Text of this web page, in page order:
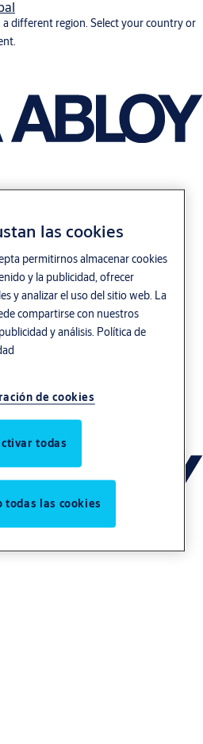
different region. Select your country or
las cookies
permitirnos almacenar cookies
y la publicidad, ofrecer
y analizar el uso del sitio web. La
compartirse con nuestros
y análisis. Política de
de cookies
todas
todas las cookies